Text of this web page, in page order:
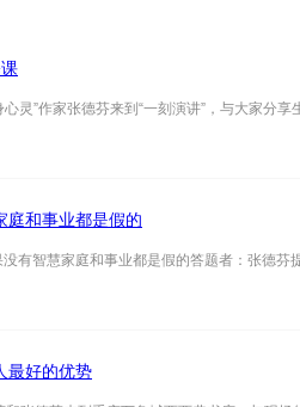
庭和事业都是假的
最好的优势